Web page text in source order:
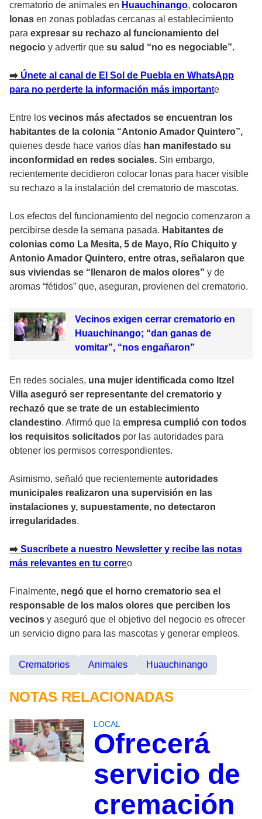
crematorio de animales en Huauchinango, colocaron
lonas en zonas pobladas cercanas al establecimiento
para expresar su rechazo al funcionamiento del
negocio y advertir que su salud “no es negociable”.
➡️ Únete al canal de El Sol de Puebla en WhatsApp
para no perderte la información más importante
Entre los vecinos más afectados se encuentran los
habitantes de la colonia “Antonio Amador Quintero”,
quienes desde hace varios días han manifestado su
inconformidad en redes sociales. Sin embargo,
recientemente decidieron colocar lonas para hacer visible
su rechazo a la instalación del crematorio de mascotas.
Los efectos del funcionamiento del negocio comenzaron a
percibirse desde la semana pasada. Habitantes de
colonias como La Mesita, 5 de Mayo, Río Chiquito y
Antonio Amador Quintero, entre otras, señalaron que
sus viviendas se “llenaron de malos olores” y de
aromas “fétidos” que, aseguran, provienen del crematorio.
Vecinos exigen cerrar crematorio en
Huauchinango; “dan ganas de
vomitar”, “nos engañaron”
En redes sociales, una mujer identificada como Itzel
Villa aseguró ser representante del crematorio y
rechazó que se trate de un establecimiento
clandestino. Afirmó que la empresa cumplió con todos
los requisitos solicitados por las autoridades para
obtener los permisos correspondientes.
Asimismo, señaló que recientemente autoridades
municipales realizaron una supervisión en las
instalaciones y, supuestamente, no detectaron
irregularidades.
➡️ Suscríbete a nuestro Newsletter y recibe las notas
más relevantes en tu correo
Finalmente, negó que el horno crematorio sea el
responsable de los malos olores que perciben los
vecinos y aseguró que el objetivo del negocio es ofrecer
un servicio digno para las mascotas y generar empleos.
Crematorios Animales Huauchinango
NOTAS RELACIONADAS
LOCAL
Ofrecerá
servicio de
cremación